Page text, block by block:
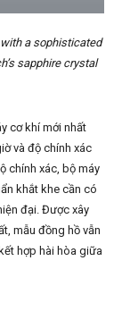
a sophisticated
sapphire crystal
cơ khí mới nhất
và độ chính xác
chính xác, bộ máy
khắt khe cần có
đại. Được xây
mẫu đồng hồ vẫn
hợp hài hòa giữa